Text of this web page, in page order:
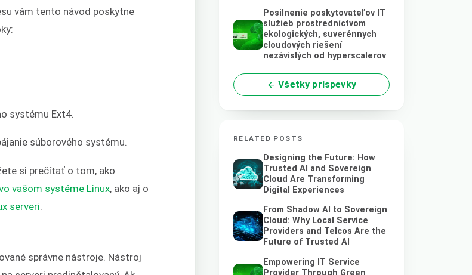
vám tento návod poskytne
systému Ext4.
súborového systému.
si prečítať o tom, ako
vašom systéme Linux, ako aj o
serveri.
správne nástroje. Nástroj
Posilnenie poskytovateľov IT
služieb prostredníctvom
ekologických, suverénnych
cloudových riešení
nezávislých od hyperscalerov
Všetky príspevky
RELATED POSTS
Designing the Future: How
Trusted AI and Sovereign
Cloud Are Transforming
Digital Experiences
From Shadow AI to Sovereign
Cloud: Why Local Service
Providers and Telcos Are the
Future of Trusted AI
Empowering IT Service
Provider Through Green